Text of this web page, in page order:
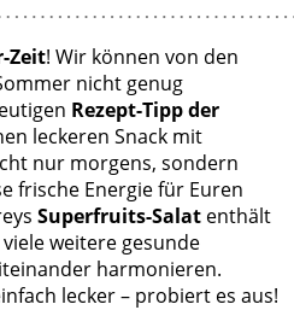
Zeit! Wir können von den
nicht genug
Rezept-Tipp der
leckeren Snack mit
nur morgens, sondern
frische Energie für Euren
Superfruits-Salat enthält
weitere gesunde
harmonieren.
lecker – probiert es aus!